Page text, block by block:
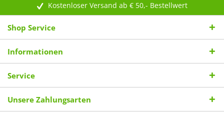
Kostenloser Versand ab € 50,- Bestellwert
Shop Service
Informationen
Service
Unsere Zahlungsarten